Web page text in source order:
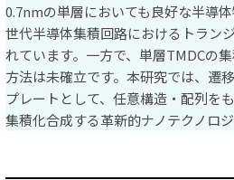
0.7nmの単層においても良好な半導
世代半導体集積回路におけるトラン
れています。一方で、単層TMDCの
方法は未確立です。本研究では、遷
プレートとして、任意構造・配列を
集積化合成する革新的ナノテクノロジ